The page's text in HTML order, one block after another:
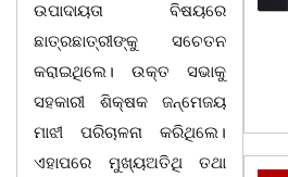
ଉପାଦାୟତା ବିଷୟରେ
ଛାତ୍ରଛାତ୍ରୀଙ୍କୁ ସଚେତନ
କରାଇଥିଲେ। ଉକ୍ତ ସଭାକୁ
ସହକାରୀ ଶିକ୍ଷକ ଜନ୍ମେଜୟ
ମାଝୀ ପରିଚାଳନା କରିଥିଲେ।
ଏହାପରେ ମୁଖ୍ୟଅତିଥି ତଥା